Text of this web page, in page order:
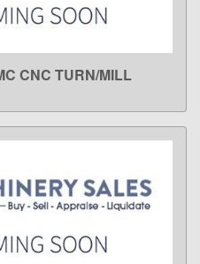
MORE
CNC TURN/MILL